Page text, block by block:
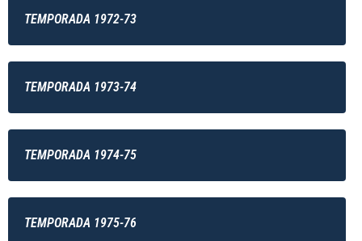
TEMPORADA 1972-73
TEMPORADA 1973-74
TEMPORADA 1974-75
TEMPORADA 1975-76